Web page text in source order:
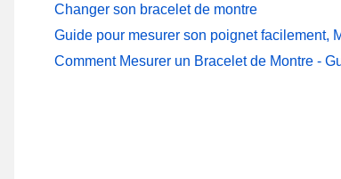
Changer son bracelet de montre
Guide pour mesurer son poignet facilement,
Comment Mesurer un Bracelet de Montre -